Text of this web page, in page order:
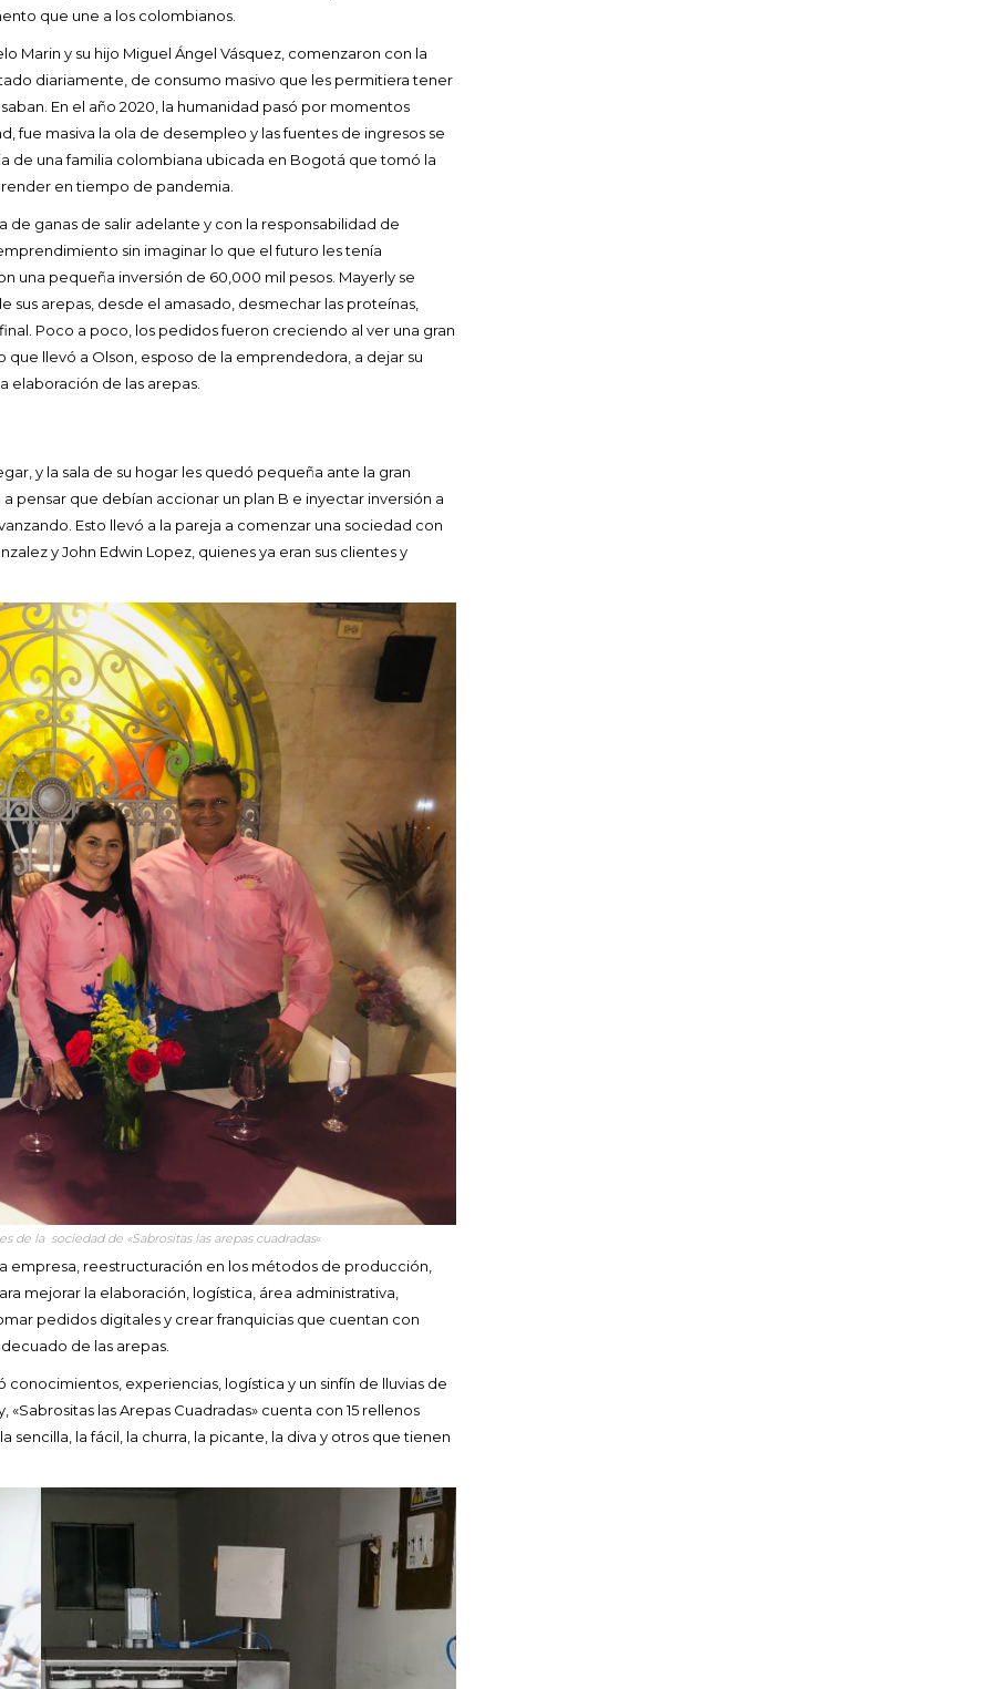
que une a los colombianos.
Marin y su hijo Miguel Ángel Vásquez, comenzaron con la
diariamente, de consumo masivo que les permitiera tener
En el año 2020, la humanidad pasó por momentos
fue masiva la ola de desempleo y las fuentes de ingresos se
de una familia colombiana ubicada en Bogotá que tomó la
en tiempo de pandemia.
ganas de salir adelante y con la responsabilidad de
sin imaginar lo que el futuro les tenía
una pequeña inversión de 60,000 mil pesos. Mayerly se
arepas, desde el amasado, desmechar las proteínas,
Poco a poco, los pedidos fueron creciendo al ver una gran
llevó a Olson, esposo de la emprendedora, a dejar su
elaboración de las arepas.
y la sala de su hogar les quedó pequeña ante la gran
pensar que debían accionar un plan B e inyectar inversión a
Esto llevó a la pareja a comenzar una sociedad con
y John Edwin Lopez, quienes ya eran sus clientes y
la sociedad de «Sabrositas las arepas cuadradas«
empresa, reestructuración en los métodos de producción,
mejorar la elaboración, logística, área administrativa,
pedidos digitales y crear franquicias que cuentan con
de las arepas.
experiencias, logística y un sinfín de lluvias de
las Arepas Cuadradas» cuenta con 15 rellenos
la fácil, la churra, la picante, la diva y otros que tienen